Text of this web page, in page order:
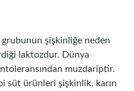
şişkinliğe neden
laktozdur. Dünya
muzdariptir.
süt ürünleri şişkinlik, karın